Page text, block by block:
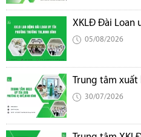
XKLĐ Đài Loan
05/08/2026
Trung tâm xuất
30/07/2026